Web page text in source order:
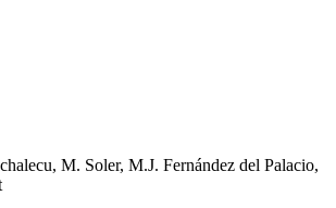
M. Soler, M.J. Fernández del Palacio,